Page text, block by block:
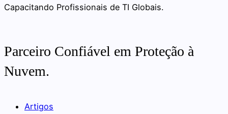
Capacitando Profissionais de TI Globais.
Parceiro Confiável em Proteção à
Nuvem.
Artigos